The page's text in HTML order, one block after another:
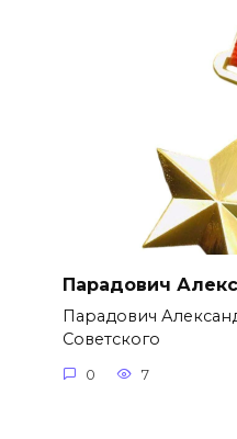
Парадович
Парадович
Советского
0 7